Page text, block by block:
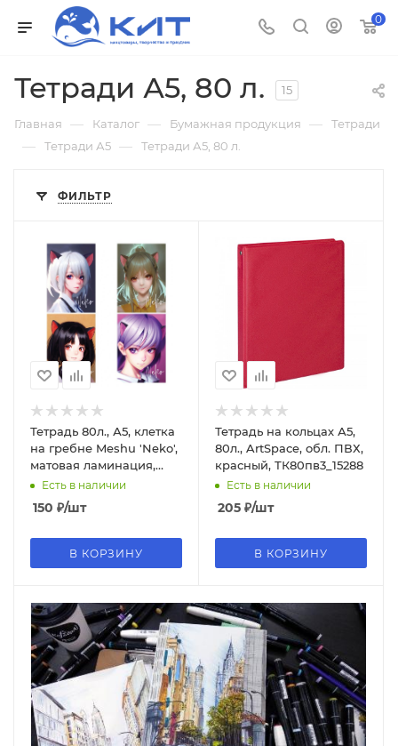
0
Тетради А5, 80 л. 15
Главная — Каталог — Бумажная продукция — Тетради
— Тетради А5 — Тетради А5, 80 л.
ФИЛЬТР
Тетрадь 80л., А5, клетка
на гребне Meshu 'Neko',
матовая ламинация,
MS_53953
Есть в наличии
150 ₽/шт
В КОРЗИНУ
Тетрадь на кольцах А5,
80л., ArtSpace, обл. ПВХ,
красный, ТК80пв3_15288
Есть в наличии
205 ₽/шт
В КОРЗИНУ